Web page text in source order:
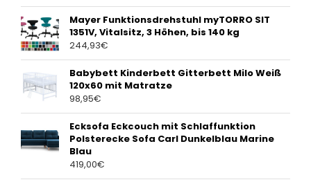
Mayer Funktionsdrehstuhl myTORRO SIT
1351V, Vitalsitz, 3 Höhen, bis 140 kg
244,93€
Babybett Kinderbett Gitterbett Milo Weiß
120x60 mit Matratze
98,95€
Ecksofa Eckcouch mit Schlaffunktion
Polsterecke Sofa Carl Dunkelblau Marine
Blau
419,00€